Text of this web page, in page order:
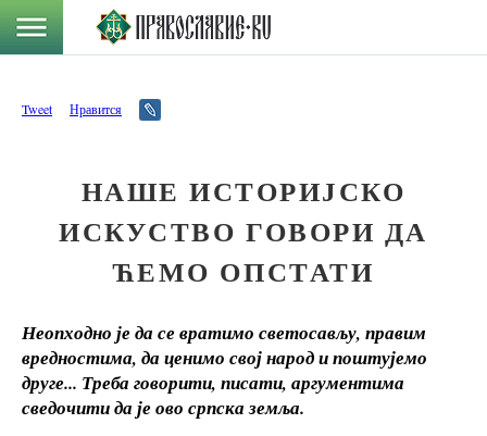
Tweet Нравится
НАШЕ ИСТОРИЈСКО
ИСКУСТВО ГОВОРИ ДА
ЋЕМО ОПСТАТИ
Неопходно је да се вратимо светосављу, правим
вредностима, да ценимо свој народ и поштујемо
друге... Треба говорити, писати, аргументима
сведочити да је ово српска земља.